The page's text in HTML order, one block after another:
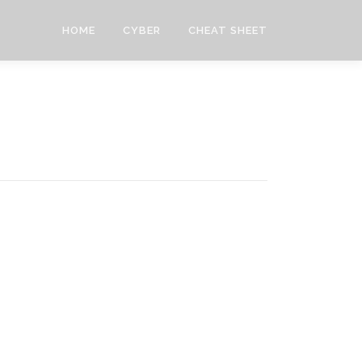
HOME CYBER CHEAT SHEET